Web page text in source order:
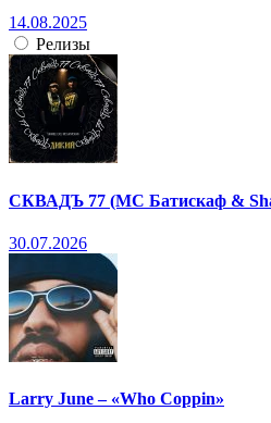
14.08.2025
Релизы
СКВАДЪ 77 (МС Батискаф &
30.07.2026
Larry June – «Who Coppin»